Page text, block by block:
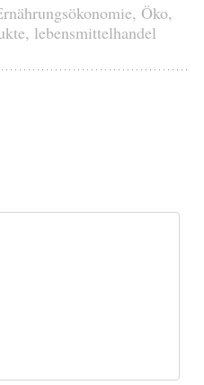
, Öko,
, lebensmittelhandel